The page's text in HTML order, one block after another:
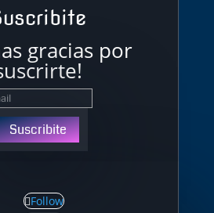
gracias por
Suscribite
Follow